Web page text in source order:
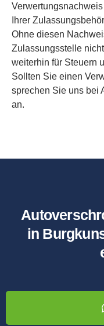
Ihrer
Ohne diesen
Zulassungsstelle
weiterhin für Steuern
Sollten Sie einen
sprechen Sie uns bei
an.
in